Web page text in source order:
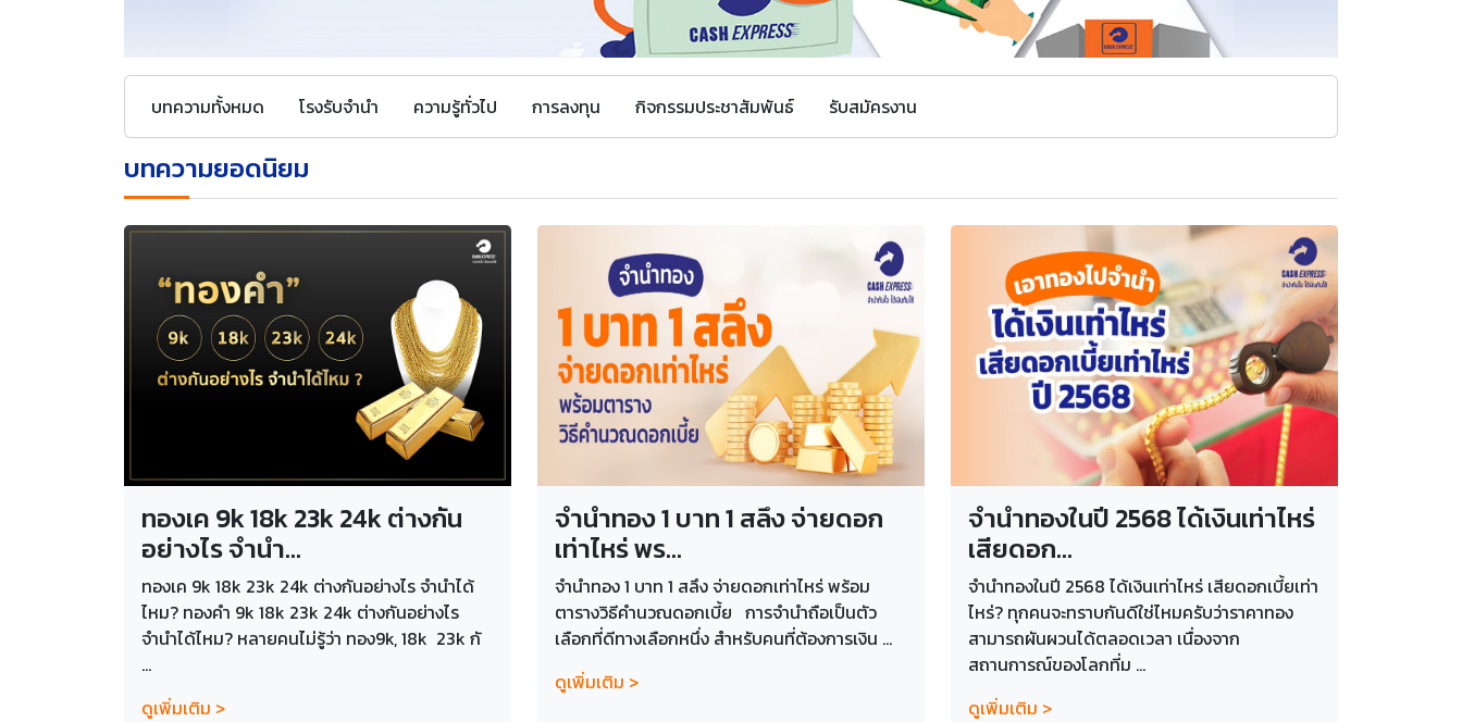
บทความทั้งหมด โรงรับจำนำ ความรู้ทั่วไป การลงทุน กิจกรรมประชาสัมพันธ์ รับสมัครงาน
บทความยอดนิยม
ทองเค 9k 18k 23k 24k ต่างกัน
อย่างไร จำนำ...
ทองเค 9k 18k 23k 24k ต่างกันอย่างไร จำนำได้
ไหม? ทองคำ 9k 18k 23k 24k ต่างกันอย่างไร
จำนำได้ไหม? หลายคนไม่รู้ว่า ทอง9k, 18k 23k กั
...
ดูเพิ่มเติม >
จำนำทอง 1 บาท 1 สลึง จ่ายดอก
เท่าไหร่ พร...
จำนำทอง 1 บาท 1 สลึง จ่ายดอกเท่าไหร่ พร้อม
ตารางวิธีคำนวณดอกเบี้ย การจำนำถือเป็นตัว
เลือกที่ดีทางเลือกหนึ่ง สำหรับคนที่ต้องการเงิน ...
ดูเพิ่มเติม >
จำนำทองในปี 2568 ได้เงินเท่าไหร่
เสียดอก...
จำนำทองในปี 2568 ได้เงินเท่าไหร่ เสียดอกเบี้ยเท่า
ไหร่? ทุกคนจะทราบกันดีใช่ไหมครับว่าราคาทอง
สามารถผันผวนได้ตลอดเวลา เนื่องจาก
สถานการณ์ของโลกที่ม ...
ดูเพิ่มเติม >